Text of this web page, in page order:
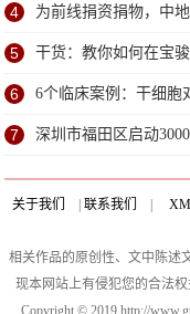
频产业展6月深圳盛大
4 为前线捐资捐物，中地
5 干货：教你如何在宝
6 6个临床案例：干细胞
究
7 深圳市福田区启动
关于我们 | 联系我们 |
相关作品的原创性、文中陈述
现本网站上有侵犯您的合法
Copyright © 2019 http://